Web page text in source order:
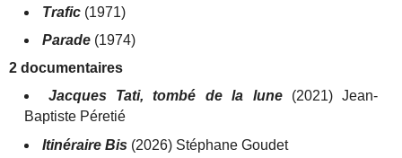
Trafic (1971)
Parade (1974)
2 documentaires
Jacques Tati, tombé de la lune(2021) Jean-
Baptiste Péretié
Itinéraire Bis (2026) Stéphane Goudet